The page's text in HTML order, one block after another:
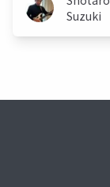
Suzuki